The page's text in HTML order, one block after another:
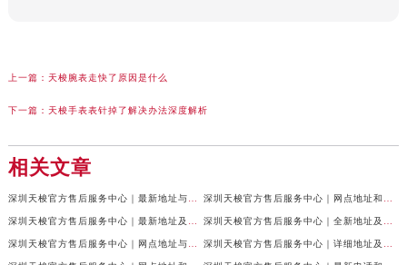
上一篇： 天梭腕表走快了原因是什么
下一篇： 天梭手表表针掉了解决办法深度解析
相关文章